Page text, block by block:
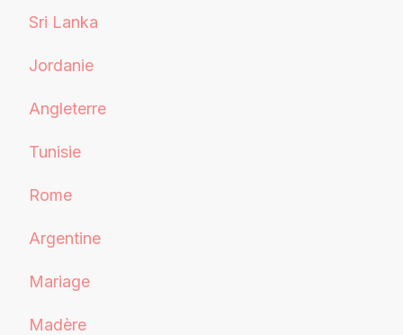
Sri Lanka
Jordanie
Angleterre
Tunisie
Rome
Argentine
Mariage
Madère